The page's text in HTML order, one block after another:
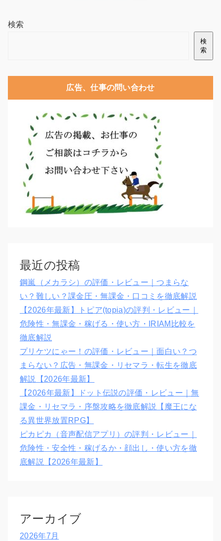
検索
検
索
広告、仕事の問い合わせ
最近の投稿
鋼嵐（メカラシ）の評価・レビュー｜つまらな
い？難しい？課金圧・無課金・口コミを徹底解説
【2026年最新】トピア(topia)の評判・レビュー｜
危険性・無課金・稼げる・使い方・IRIAM比較を
徹底解説
プリケツにゃー！の評価・レビュー｜面白い？つ
まらない？広告・無課金・リセマラ・転生を徹底
解説【2026年最新】
【2026年最新】ドット伝説の評価・レビュー｜無
課金・リセマラ・序盤攻略を徹底解説【魔王にな
る異世界放置RPG】
ピカピカ（音声配信アプリ）の評判・レビュー｜
危険性・安全性・稼げるか・顔出し・使い方を徹
底解説【2026年最新】
アーカイブ
2026年7月